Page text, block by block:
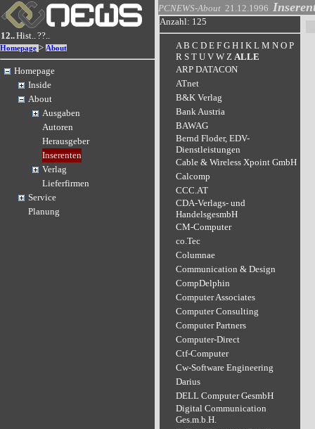
12..Hist..??..
Homepage > About
Homepage
Inside
About
Ausgaben
Autoren
Herausgeber
Inserenten
Verlag
Lieferfirmen
Service
Planung
PCNEWS-About 21.12.1996
Anzahl: 125
A B C D E F G H I K L M N O P
R S T U V W Z ALLE
ARP DATACON
ATnet
B&K Verlag
Bank Austria
BAWAG
Bernd Floder, EDV-
Dienstleistungen
Cable & Wireless Xpoint GmbH
Calcomp
CCC.AT
CDA-Verlags- und
HandelsgesmbH
CM-Computer
co.Tec
Columnae
Communication & Design
CompDelphin
Computer Associates
Computer Consulting
Computer Partners
Computer-Direct
Ctf-Computer
Cw-Software Engineering
Darius
DELL Computer GesmbH
Digital Communication
Ges.m.b.H.